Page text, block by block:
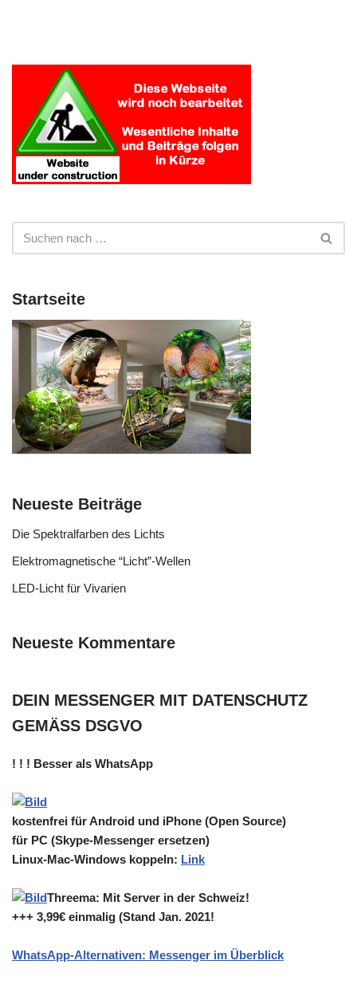
Startseite
Neueste Beiträge
Die Spektralfarben des Lichts
Elektromagnetische “Licht”-Wellen
LED-Licht für Vivarien
Neueste Kommentare
DEIN MESSENGER MIT DATENSCHUTZ
GEMÄSS DSGVO
! ! ! Besser als WhatsApp
kostenfrei für Android und iPhone (Open Source)
für PC (Skype-Messenger ersetzen)
Linux-Mac-Windows koppeln: Link
Threema: Mit Server in der Schweiz!
+++ 3,99€ einmalig (Stand Jan. 2021!
WhatsApp-Alternativen: Messenger im Überblick